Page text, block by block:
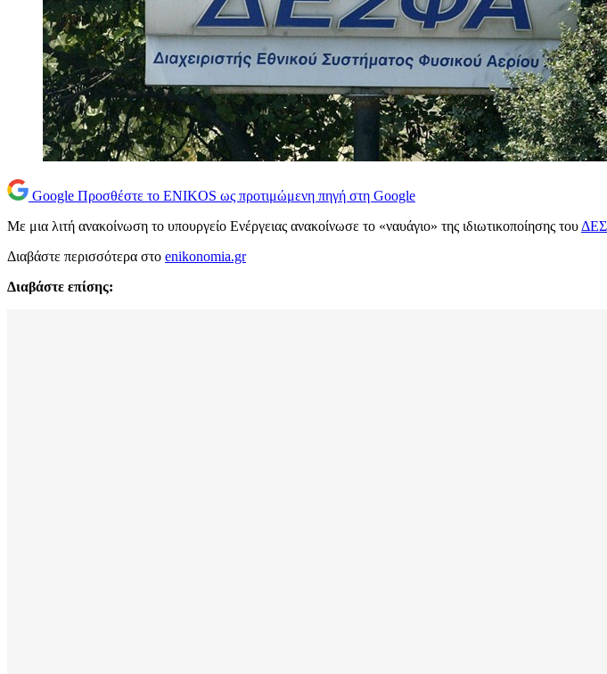
Google Προσθέστε το ENIKOS ως προτιμώμενη πηγή στη Google
Με μια λιτή ανακοίνωση το υπουργείο Ενέργειας ανακοίνωσε το «ναυάγιο» της ιδιωτικοποίησης του
Διαβάστε περισσότερα στο enikonomia.gr
Διαβάστε επίσης: